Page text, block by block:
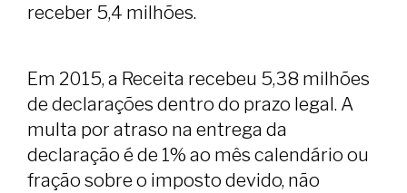
receber 5,4 milhões.
Em 2015, a Receita recebeu 5,38 milhões
de declarações dentro do prazo legal. A
multa por atraso na entrega da
declaração é de 1% ao mês calendário ou
fração sobre o imposto devido, não